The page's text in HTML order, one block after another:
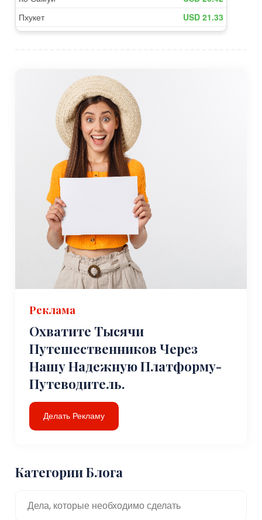
Реклама
Охватите Тысячи
Путешественников Через
Нашу Надежную Платформу-
Путеводитель.
Делать Рекламу
Категории Блога
Дела, которые необходимо сделать